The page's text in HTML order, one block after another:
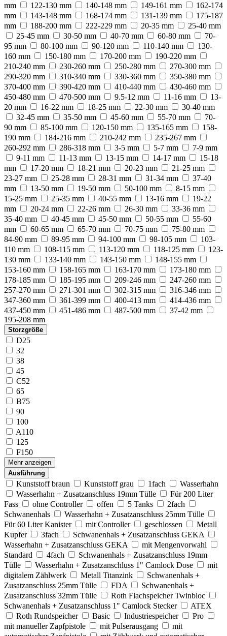
mm
122-130 mm 140-148 mm 149-161 mm
162-174
mm
143-148 mm 168-174 mm 131-139 mm
175-187
mm
188-200 mm 222-229 mm 20-35 mm
25-40 mm
25-45 mm
30-50 mm 40-70 mm 60-80 mm
70-
95 mm
80-100 mm 90-120 mm 110-140 mm
130-
160 mm
150-180 mm 170-200 mm
190-220 mm
210-240 mm
230-260 mm 250-280 mm
270-300 mm
290-320 mm
310-340 mm 330-360 mm
350-380 mm
370-400 mm
390-420 mm 410-440 mm
430-460 mm
450-480 mm
470-500 mm 9.5-12 mm 11-16 mm
13-
20 mm
16-22 mm 18-25 mm 22-30 mm
30-40 mm
32-45 mm
35-50 mm 45-60 mm 55-70 mm
70-
90 mm
85-100 mm 120-150 mm 135-165 mm
158-
190 mm
184-216 mm 210-242 mm
235-267 mm
260-292 mm
286-318 mm 3-5 mm 5-7 mm
7-9 mm
9-11 mm
11-13 mm 13-15 mm 14-17 mm
15-18
mm
17-20 mm 18-21 mm 20-23 mm
21-25 mm
23-27 mm
25-28 mm 28-31 mm 31-34 mm
37-40
mm
13-50 mm 19-50 mm 50-100 mm
8-15 mm
15-25 mm
25-35 mm 40-55 mm 13-16 mm
19-22
mm
20-24 mm 22-26 mm 26-30 mm
33-36 mm
35-40 mm
40-45 mm 45-50 mm 50-55 mm
55-60
mm
60-65 mm 65-70 mm 70-75 mm
75-80 mm
84-90 mm
89-95 mm 94-100 mm 98-105 mm
103-
110 mm
108-115 mm 113-120 mm 118-125 mm
123-
130 mm
133-140 mm 143-150 mm
148-155 mm
153-160 mm
158-165 mm 163-170 mm
173-180 mm
178-185 mm
185-195 mm 209-246 mm
247-260 mm
257-270 mm
271-301 mm 302-315 mm
316-346 mm
347-360 mm
361-399 mm 400-413 mm
414-436 mm
437-450 mm
451-486 mm 487-500 mm
37-42 mm
195-208 mm
Storzgröße
D25
32
38
45
C52
65
B75
90
100
A110
125
F150
Mehr anzeigen
Ausführung
Kunststoff braun Kunststoff grau 1fach
Wasserhahn
Wasserhahn + Zusatzanschluss 19mm Tülle
Für 200 Liter
Fass
ohne Controller offen 5 Tanks
2fach
Schwanenhals
Wasserhahn + Zusatzanschluss 25mm Tülle
Für 60 Liter Kanister
mit Controller geschlossen
Metall
Kupfer
3fach
Schwanenhals + Zusatzanschluss GEKA
Wasserhahn + Zusatzanschluss GEKA
mit Mengenvorwahl
Standard
4fach
Schwanenhals + Zusatzanschluss 19mm
Tülle
Wasserhahn + Zusatzanschluss 1" Camlock Dose
mit
digitalem Zählwerk
Metall Titanzink
Schwanenhals +
Zusatzanschluss 25mm Tülle
FDA
Schwanenhals +
Zusatzanschluss 32mm Tülle
Roth Flachspeicher Twinbloc
Schwanenhals + Zusatzanschluss 1" Camlock Stecker
ATEX
Roth Rundspeicher
Basic Industriespeicher
Pro
mit manueller Zapfpistole
mit Pulserausgang
mit